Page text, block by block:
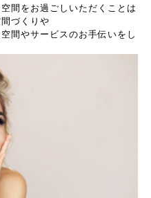
間をお過ごしいただくことは
づくりや
間やサービスのお手伝いをし